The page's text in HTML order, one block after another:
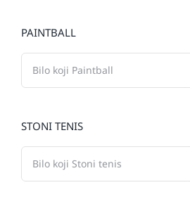
PAINTBALL
STONI TENIS